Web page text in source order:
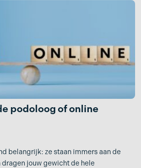
podoloog of online
belangrijk: ze staan immers aan de
dragen jouw gewicht de hele